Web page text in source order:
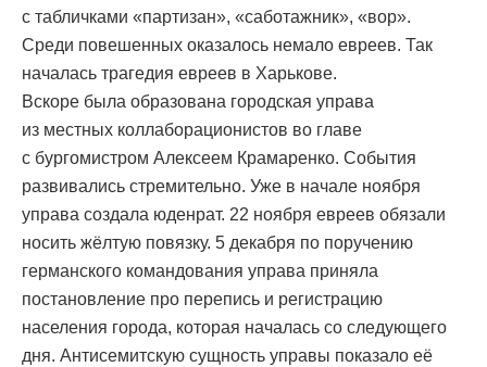
с табличками «партизан», «саботажник», «вор».
Среди повешенных оказалось немало евреев. Так
началась трагедия евреев в Харькове.
Вскоре была образована городская управа
из местных коллаборационистов во главе
с бургомистром Алексеем Крамаренко. События
развивались стремительно. Уже в начале ноября
управа создала юденрат. 22 ноября евреев обязали
носить жёлтую повязку. 5 декабря по поручению
германского командования управа приняла
постановление про перепись и регистрацию
населения города, которая началась со следующего
дня. Антисемитскую сущность управы показало её